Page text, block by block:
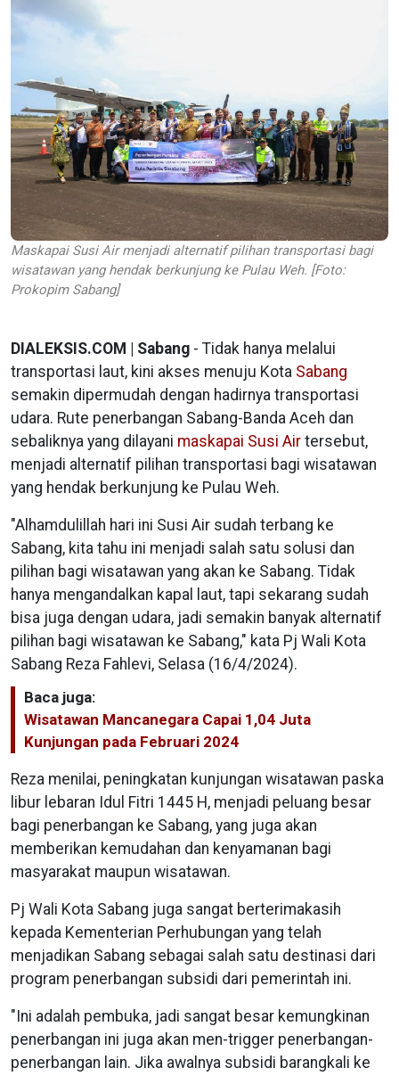
Maskapai Susi Air menjadi alternatif pilihan transportasi bagi
wisatawan yang hendak berkunjung ke Pulau Weh. [Foto:
Prokopim Sabang]
DIALEKSIS.COM | Sabang - Tidak hanya melalui
transportasi laut, kini akses menuju Kota Sabang
semakin dipermudah dengan hadirnya transportasi
udara. Rute penerbangan Sabang-Banda Aceh dan
sebaliknya yang dilayani maskapai Susi Air tersebut,
menjadi alternatif pilihan transportasi bagi wisatawan
yang hendak berkunjung ke Pulau Weh.
"Alhamdulillah hari ini Susi Air sudah terbang ke
Sabang, kita tahu ini menjadi salah satu solusi dan
pilihan bagi wisatawan yang akan ke Sabang. Tidak
hanya mengandalkan kapal laut, tapi sekarang sudah
bisa juga dengan udara, jadi semakin banyak alternatif
pilihan bagi wisatawan ke Sabang," kata Pj Wali Kota
Sabang Reza Fahlevi, Selasa (16/4/2024).
Baca juga:
Wisatawan Mancanegara Capai 1,04 Juta
Kunjungan pada Februari 2024
Reza menilai, peningkatan kunjungan wisatawan paska
libur lebaran Idul Fitri 1445 H, menjadi peluang besar
bagi penerbangan ke Sabang, yang juga akan
memberikan kemudahan dan kenyamanan bagi
masyarakat maupun wisatawan.
Pj Wali Kota Sabang juga sangat berterimakasih
kepada Kementerian Perhubungan yang telah
menjadikan Sabang sebagai salah satu destinasi dari
program penerbangan subsidi dari pemerintah ini.
"Ini adalah pembuka, jadi sangat besar kemungkinan
penerbangan ini juga akan men-trigger penerbangan-
penerbangan lain. Jika awalnya subsidi barangkali ke